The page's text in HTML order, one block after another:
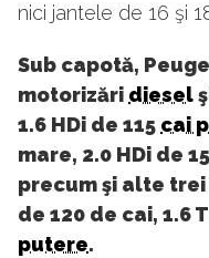
nici jantele de 16 şi
Sub capotă,
motorizări diesel
1.6 HDi de 115 cai
mare, 2.0 HDi de
precum şi alte trei
de 120 de cai, 1.6
putere.